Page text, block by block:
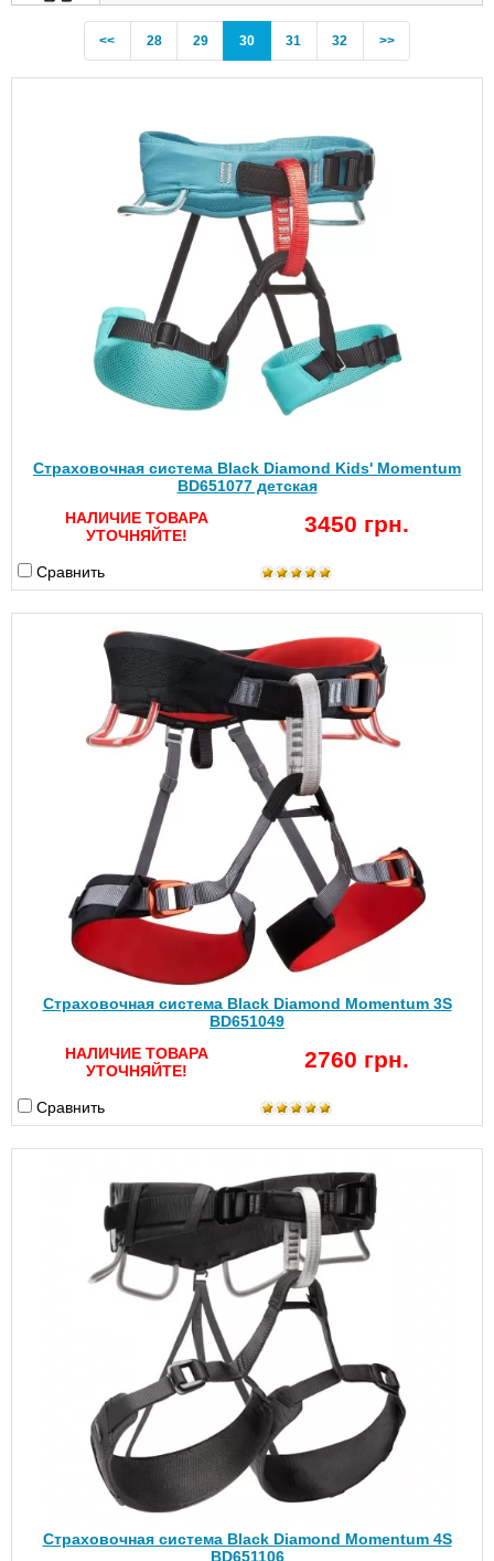
<<Previous
28 29 30(current)
31 32 >>
Страховочная система Black Diamond Kids' Momentum
BD651077 детская
НАЛИЧИЕ ТОВАРА
УТОЧНЯЙТЕ!
3450 грн.
Сравнить
Страховочная система Black Diamond Momentum 3S
BD651049
НАЛИЧИЕ ТОВАРА
УТОЧНЯЙТЕ!
2760 грн.
Сравнить
Страховочная система Black Diamond Momentum 4S
BD651106